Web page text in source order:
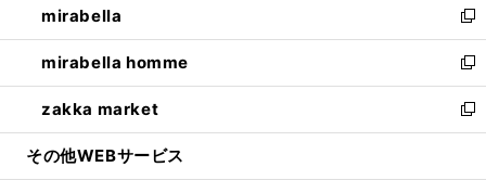
く
で
開
く
ド
ウ
で
開
く
ィ
ン
ド
ウ
で
開
い
ウ
ィ
ン
ド
ウ
mirabella
新
し
い
ウ
ィ
ン
mirabella homme
新
し
い
ウ
zakka market
新
し
その他WEBサービス